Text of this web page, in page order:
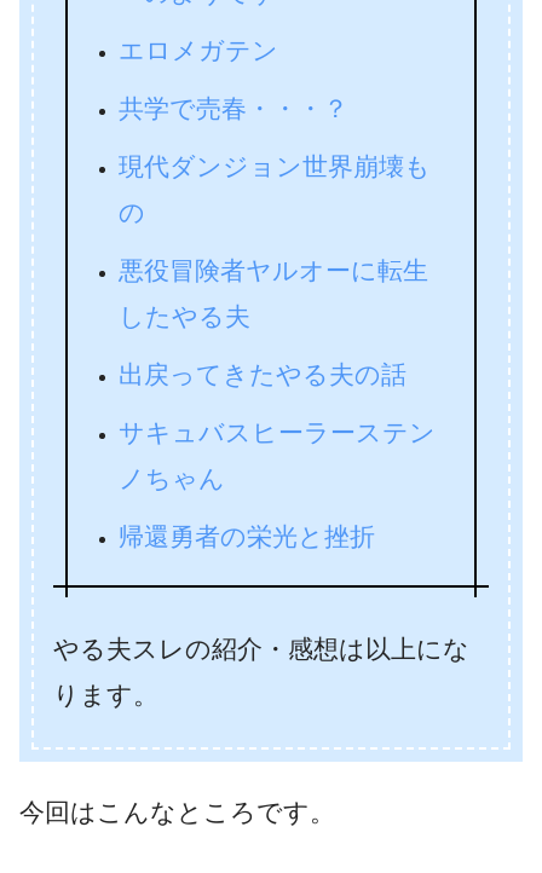
エロメガテン
共学で売春・・・？
現代ダンジョン世界崩壊も
の
悪役冒険者ヤルオーに転生
したやる夫
出戻ってきたやる夫の話
サキュバスヒーラーステン
ノちゃん
帰還勇者の栄光と挫折
やる夫スレの紹介・感想は以上にな
ります。
今回はこんなところです。